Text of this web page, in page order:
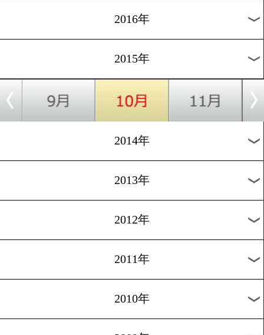
2024年
2022年
2020年
2019年